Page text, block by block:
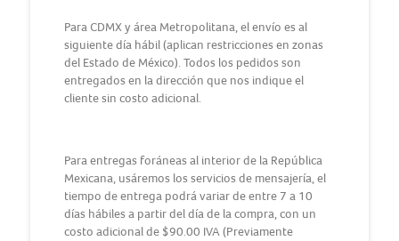
Para CDMX y área Metropolitana, el envío es al
siguiente día hábil (aplican restricciones en zonas
del Estado de México). Todos los pedidos son
entregados en la dirección que nos indique el
cliente sin costo adicional.
Para entregas foráneas al interior de la República
Mexicana, usáremos los servicios de mensajería, el
tiempo de entrega podrá variar de entre 7 a 10
días hábiles a partir del día de la compra, con un
costo adicional de $90.00 IVA (Previamente